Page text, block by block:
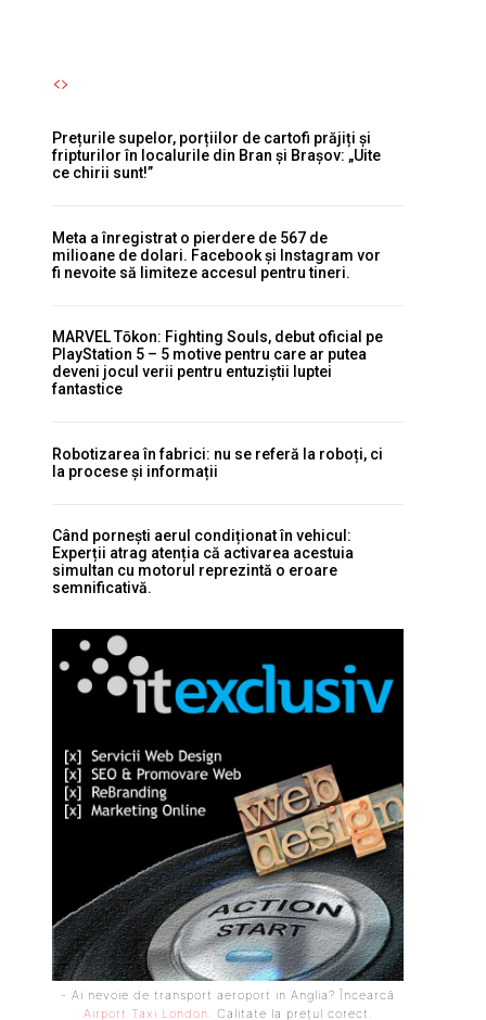
Prețurile supelor, porțiilor de cartofi prăjiți și
fripturilor în localurile din Bran și Brașov: „Uite
ce chirii sunt!”
Meta a înregistrat o pierdere de 567 de
milioane de dolari. Facebook și Instagram vor
fi nevoite să limiteze accesul pentru tineri.
MARVEL Tōkon: Fighting Souls, debut oficial pe
PlayStation 5 – 5 motive pentru care ar putea
deveni jocul verii pentru entuziștii luptei
fantastice
Robotizarea în fabrici: nu se referă la roboți, ci
la procese și informații
Când pornești aerul condiționat în vehicul:
Experții atrag atenția că activarea acestuia
simultan cu motorul reprezintă o eroare
semnificativă.
- Ai nevoie de transport aeroport in Anglia? Încearcă
Airport Taxi London. Calitate la prețul corect.